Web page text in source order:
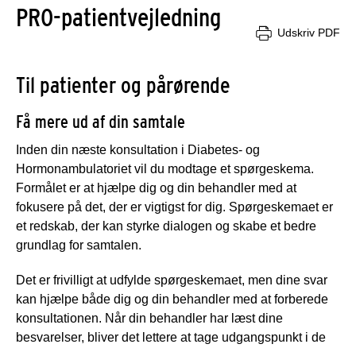
PRO-patientvejledning
Udskriv PDF
Til patienter og pårørende
Få mere ud af din samtale
Inden din næste konsultation i Diabetes- og
Hormonambulatoriet vil du modtage et spørgeskema.
Formålet er at hjælpe dig og din behandler med at
fokusere på det, der er vigtigst for dig. Spørgeskemaet er
et redskab, der kan styrke dialogen og skabe et bedre
grundlag for samtalen.
Det er frivilligt at udfylde spørgeskemaet, men dine svar
kan hjælpe både dig og din behandler med at forberede
konsultationen. Når din behandler har læst dine
besvarelser, bliver det lettere at tage udgangspunkt i de